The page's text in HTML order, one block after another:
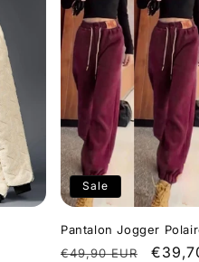
Sale
Pantalon Jogger
Regular
€49,90 EUR
Sale